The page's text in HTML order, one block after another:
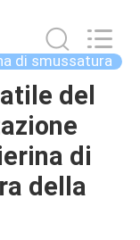
di smussatura
del
di
della